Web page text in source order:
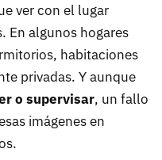
ver con el lugar
En algunos hogares
habitaciones
privadas. Y aunque
o supervisar, un fallo
imágenes en